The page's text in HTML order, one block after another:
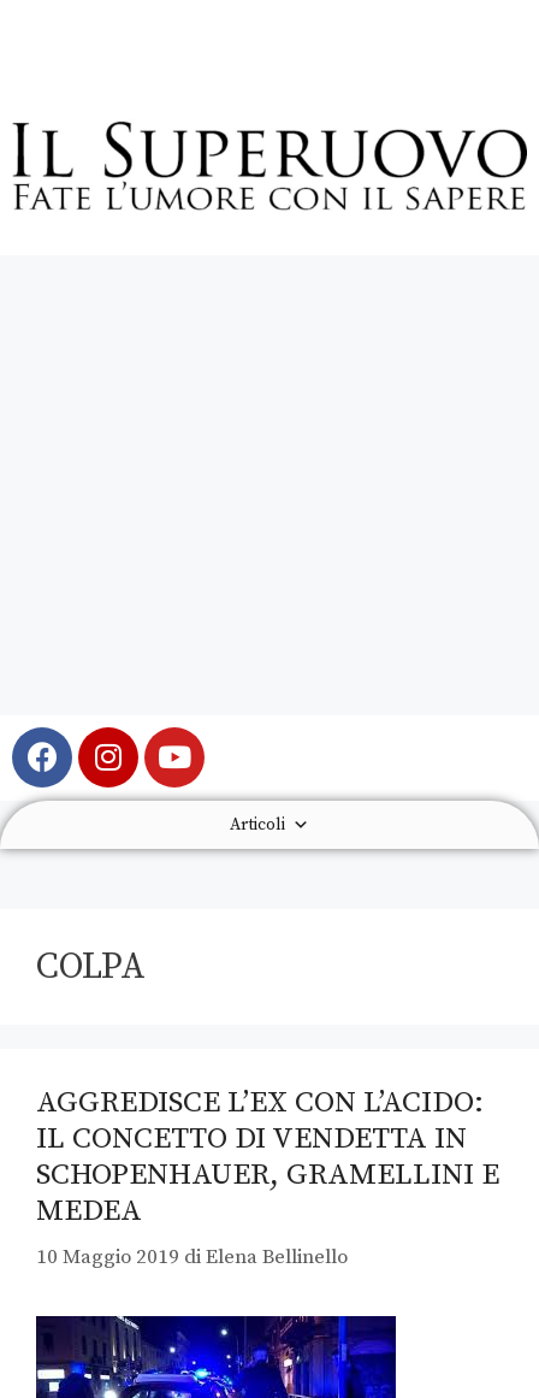
Articoli
COLPA
AGGREDISCE L’EX CON L’ACIDO:
IL CONCETTO DI VENDETTA IN
SCHOPENHAUER, GRAMELLINI E
MEDEA
10 Maggio 2019 diElena Bellinello